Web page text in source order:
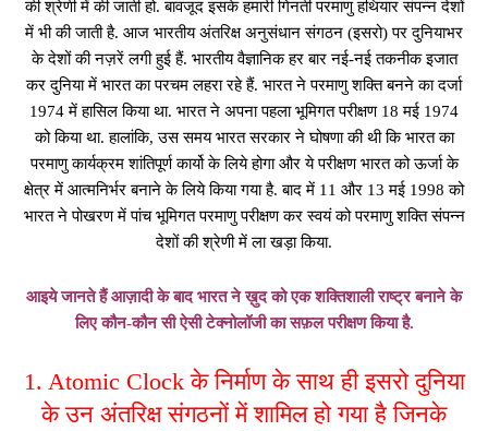
की श्रेणी में की जाती हो. बावजूद इसके हमारी गिनती परमाणु हथियार संपन्न देशों
में भी की जाती है. आज भारतीय अंतरिक्ष अनुसंधान संगठन (इसरो) पर दुनियाभर
के देशों की नज़रें लगी हुई हैं. भारतीय वैज्ञानिक हर बार नई-नई तकनीक इजात
कर दुनिया में भारत का परचम लहरा रहे हैं. भारत ने परमाणु शक्ति बनने का दर्जा
1974 में हासिल किया था. भारत ने अपना पहला भूमिगत परीक्षण 18 मई 1974
को किया था. हालांकि, उस समय भारत सरकार ने घोषणा की थी कि भारत का
परमाणु कार्यक्रम शांतिपूर्ण कार्यो के लिये होगा और ये परीक्षण भारत को ऊर्जा के
क्षेत्र में आत्मनिर्भर बनाने के लिये किया गया है. बाद में 11 और 13 मई 1998 को
भारत ने पोखरण में पांच भूमिगत परमाणु परीक्षण कर स्वयं को परमाणु शक्ति संपन्न
देशों की श्रेणी में ला खड़ा किया.
आइये जानते हैं आज़ादी के बाद भारत ने ख़ुद को एक शक्तिशाली राष्ट्र बनाने के
लिए कौन-कौन सी ऐसी टेक्नोलॉजी का सफ़ल परीक्षण किया है.
1. Atomic Clock के निर्माण के साथ ही इसरो दुनिया
के उन अंतरिक्ष संगठनों में शामिल हो गया है जिनके